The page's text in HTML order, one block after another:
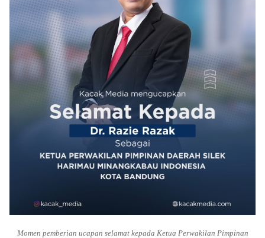
Momen pemberian ucapan selamat kepada Ketua Perwakilan Pimpinan